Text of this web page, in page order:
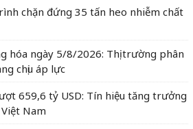
chặn đứng 35 tấn heo nhiễm chất
hóa ngày 5/8/2026: Thị trường phân
chịu áp lực
659,6 tỷ USD: Tín hiệu tăng trưởng
Nam